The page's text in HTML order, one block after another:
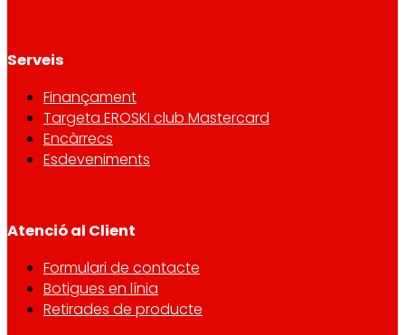
Serveis
Finançament
Targeta EROSKI club Mastercard
Encàrrecs
Esdeveniments
Atenció al Client
Formulari de contacte
Botigues en línia
Retirades de producte